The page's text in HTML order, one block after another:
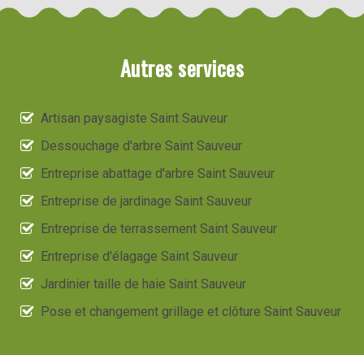
Autres services
Artisan paysagiste Saint Sauveur
Dessouchage d'arbre Saint Sauveur
Entreprise abattage d'arbre Saint Sauveur
Entreprise de jardinage Saint Sauveur
Entreprise de terrassement Saint Sauveur
Entreprise d'élagage Saint Sauveur
Jardinier taille de haie Saint Sauveur
Pose et changement grillage et clôture Saint Sauveur